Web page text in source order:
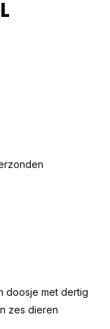
doosje met dertig
zes dieren